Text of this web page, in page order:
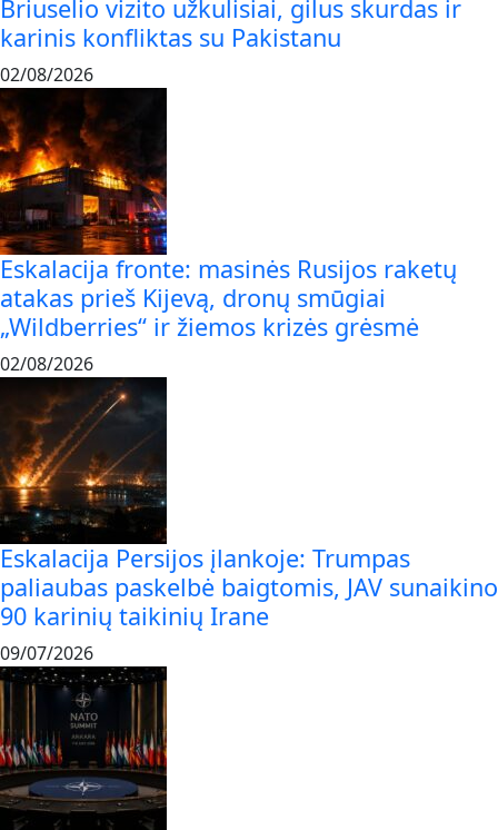
Briuselio vizito užkulisiai, gilus skurdas ir
karinis konfliktas su Pakistanu
02/08/2026
Eskalacija fronte: masinės Rusijos raketų
atakas prieš Kijevą, dronų smūgiai
„Wildberries“ ir žiemos krizės grėsmė
02/08/2026
Eskalacija Persijos įlankoje: Trumpas
paliaubas paskelbė baigtomis, JAV sunaikino
90 karinių taikinių Irane
09/07/2026